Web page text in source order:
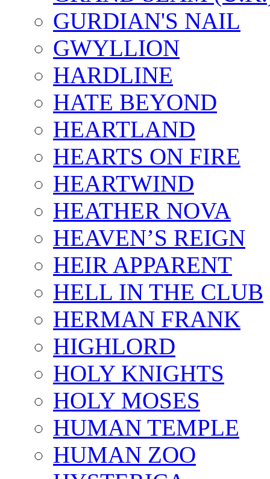
GURDIAN'S NAIL
GWYLLION
HARDLINE
HATE BEYOND
HEARTLAND
HEARTS ON FIRE
HEARTWIND
HEATHER NOVA
HEAVEN’S REIGN
HEIR APPARENT
HELL IN THE CLUB
HERMAN FRANK
HIGHLORD
HOLY KNIGHTS
HOLY MOSES
HUMAN TEMPLE
HUMAN ZOO